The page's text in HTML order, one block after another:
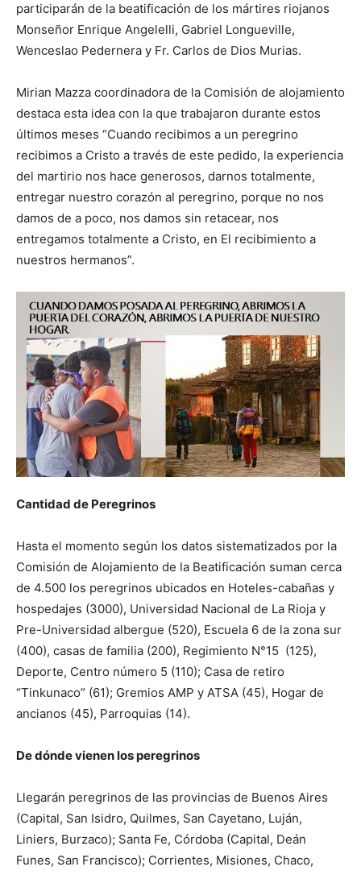
participarán de la beatificación de los mártires riojanos
Monseñor Enrique Angelelli, Gabriel Longueville,
Wenceslao Pedernera y Fr. Carlos de Dios Murias.
Mirian Mazza coordinadora de la Comisión de alojamiento
destaca esta idea con la que trabajaron durante estos
últimos meses “Cuando recibimos a un peregrino
recibimos a Cristo a través de este pedido, la experiencia
del martirio nos hace generosos, darnos totalmente,
entregar nuestro corazón al peregrino, porque no nos
damos de a poco, nos damos sin retacear, nos
entregamos totalmente a Cristo, en El recibimiento a
nuestros hermanos”.
Cantidad de Peregrinos
Hasta el momento según los datos sistematizados por la
Comisión de Alojamiento de la Beatificación suman cerca
de 4.500 los peregrinos ubicados en Hoteles-cabañas y
hospedajes (3000), Universidad Nacional de La Rioja y
Pre-Universidad albergue (520), Escuela 6 de la zona sur
(400), casas de familia (200), Regimiento N°15 (125),
Deporte, Centro número 5 (110); Casa de retiro
“Tinkunaco” (61); Gremios AMP y ATSA (45), Hogar de
ancianos (45), Parroquias (14).
De dónde vienen los peregrinos
Llegarán peregrinos de las provincias de Buenos Aires
(Capital, San Isidro, Quilmes, San Cayetano, Luján,
Liniers, Burzaco); Santa Fe, Córdoba (Capital, Deán
Funes, San Francisco); Corrientes, Misiones, Chaco,